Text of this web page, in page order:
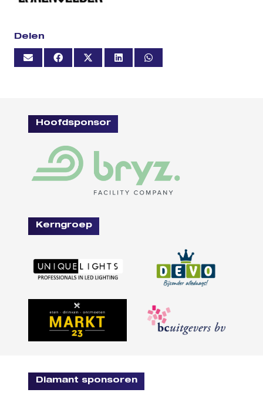
Delen
Hoofdsponsor
Kerngroep
Diamant sponsoren